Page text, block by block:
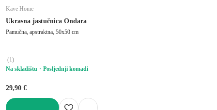
Kave Home
Ukrasna jastučnica Ondara
Pamučna, apstraktna, 50x50 cm
(1)
Na skladištu
Posljednji komadi
29,90 €